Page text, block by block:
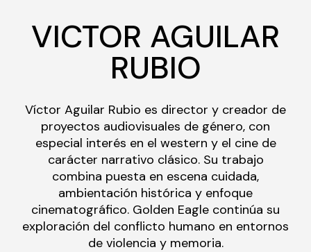
VICTOR AGUILAR
RUBIO
Víctor Aguilar Rubio es director y creador de
proyectos audiovisuales de género, con
especial interés en el western y el cine de
carácter narrativo clásico. Su trabajo
combina puesta en escena cuidada,
ambientación histórica y enfoque
cinematográfico. Golden Eagle continúa su
exploración del conflicto humano en entornos
de violencia y memoria.